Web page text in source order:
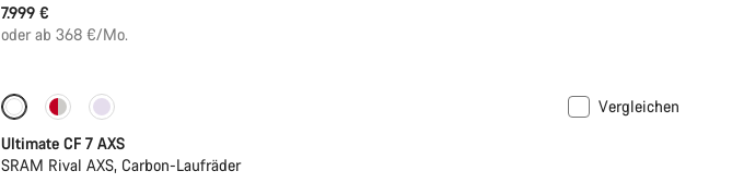
7.999 €
oder ab 368 €/Mo.
Neu
Vergleichen
Ultimate CF 7 AXS
SRAM Rival AXS, Carbon-Laufräder